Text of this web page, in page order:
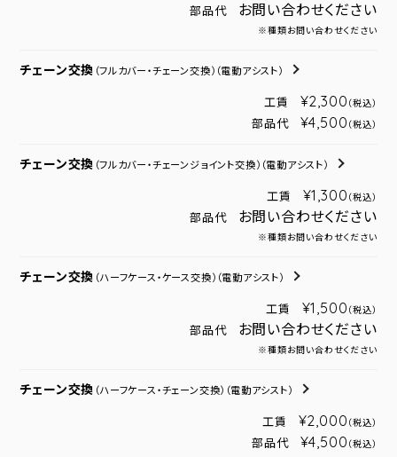
部品代 お問い合わせください
※種類お問い合わせください
チェーン交換 （フルカバー・チェーン交換） （電動アシスト）
工賃 ¥2,300 （税込）
部品代 ¥4,500 （税込）
チェーン交換 （フルカバー・チェーンジョイント交換） （電動アシスト）
工賃 ¥1,300 （税込）
部品代 お問い合わせください
※種類お問い合わせください
チェーン交換 （ハーフケース・ケース交換） （電動アシスト）
工賃 ¥1,500 （税込）
部品代 お問い合わせください
※種類お問い合わせください
チェーン交換 （ハーフケース・チェーン交換） （電動アシスト）
工賃 ¥2,000 （税込）
部品代 ¥4,500 （税込）